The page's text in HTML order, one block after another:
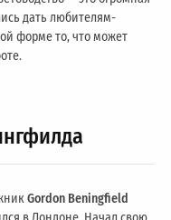
дать любителям-
форме то, что может
Gordon Beningfield